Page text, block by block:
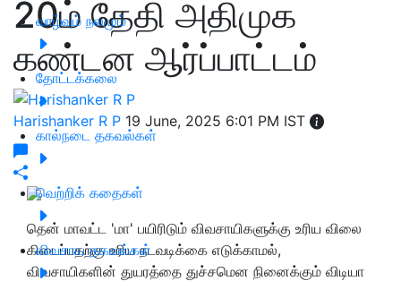
வாழ்வும் நலமும்
தோட்டக்கலை
கால்நடை தகவல்கள்
வெற்றிக் கதைகள்
விவசாய தகவல்கள்
20ம் தேதி அதிமுக
கண்டன ஆர்ப்பாட்டம்
Harishanker R P 19 June, 2025 6:01 PM IST
தென் மாவட்ட 'மா' பயிரிடும் விவசாயிகளுக்கு உரிய விலை
கிடைப்பதற்கு உரிய நடவடிக்கை எடுக்காமல்,
விவசாயிகளின் துயரத்தை துச்சமென நினைக்கும் விடியா